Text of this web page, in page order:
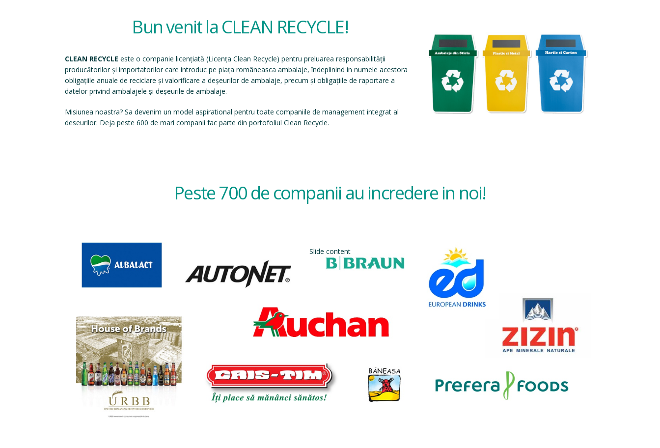
Bun venit la CLEAN RECYCLE!
CLEAN RECYCLE este o companie licențiată (Licența Clean Recycle) pentru preluarea responsabilității
producătorilor și importatorilor care introduc pe piața româneasca ambalaje, îndeplinind in numele acestora
obligațiile anuale de reciclare și valorificare a deșeurilor de ambalaje, precum și obligațiile de raportare a
datelor privind ambalajele și deșeurile de ambalaje.
Misiunea noastra? Sa devenim un model aspirational pentru toate companiile de management integrat al
deseurilor. Deja peste 600 de mari companii fac parte din portofoliul Clean Recycle.
Peste 700 de companii au incredere in noi!
Slide content